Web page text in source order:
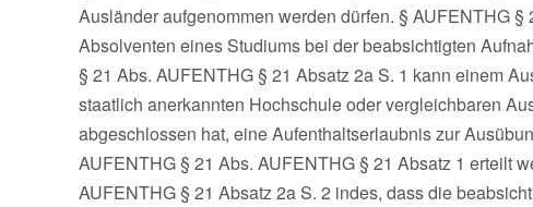
Ausländer aufgenommen werden dürfen. § AUFENTHG
Absolventen eines Studiums bei der beabsichtigten
§ 21 Abs. AUFENTHG § 21 Absatz 2a S. 1 kann einem
staatlich anerkannten Hochschule oder vergleichbaren
abgeschlossen hat, eine Aufenthaltserlaubnis zur
AUFENTHG § 21 Abs. AUFENTHG § 21 Absatz 1 erteilt
AUFENTHG § 21 Absatz 2a S. 2 indes, dass die